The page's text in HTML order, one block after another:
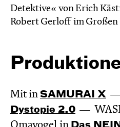
Detektive« von Erich
Robert Gerloff im Großen
Mit in SAMURAI X
Dystopie 2.0